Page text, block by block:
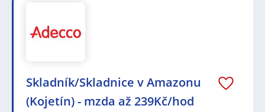
Skladník/Skladnice v Amazonu
(Kojetín) - mzda až 239Kč/hod